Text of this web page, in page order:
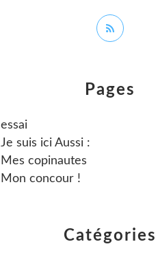
Catégories
Pages
essai
Je suis ici Aussi :
Mes copinautes
Mon concour !